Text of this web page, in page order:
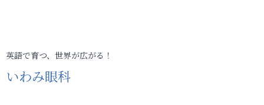
英語で育つ、世界が広がる！
いわみ眼科